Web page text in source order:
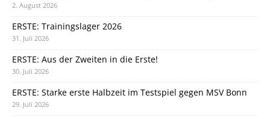
2. August 2026
ERSTE: Trainingslager 2026
31. Juli 2026
ERSTE: Aus der Zweiten in die Erste!
30. Juli 2026
ERSTE: Starke erste Halbzeit im Testspiel gegen MSV Bonn
29. Juli 2026